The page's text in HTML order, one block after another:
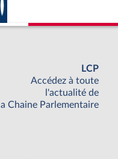
LCP
Accédez à toute
l'actualité de
la Chaine Parlementaire